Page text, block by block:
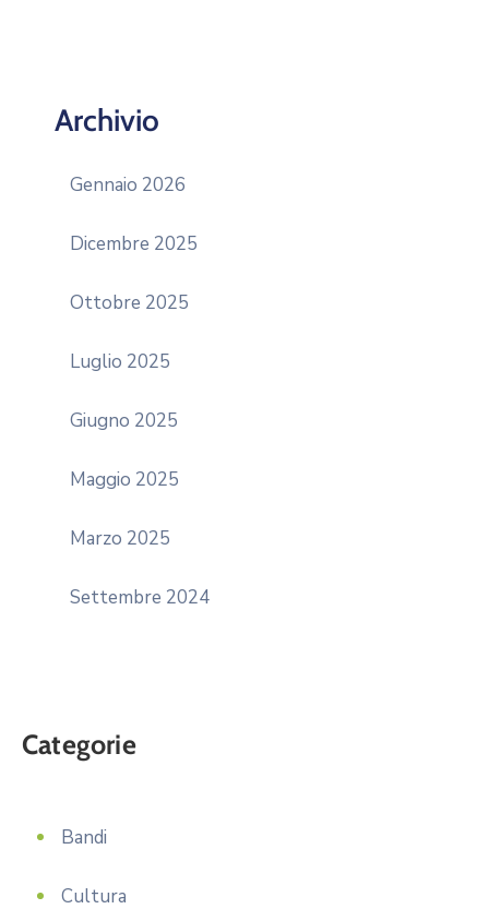
Archivio
Gennaio 2026
Dicembre 2025
Ottobre 2025
Luglio 2025
Giugno 2025
Maggio 2025
Marzo 2025
Settembre 2024
Categorie
Bandi
Cultura